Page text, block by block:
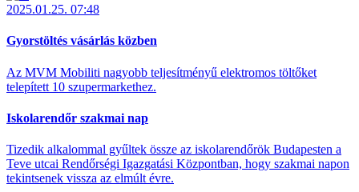
2025.01.25. 07:48
Gyorstöltés vásárlás közben
Az MVM Mobiliti nagyobb teljesítményű elektromos töltőket
telepített 10 szupermarkethez.
Iskolarendőr szakmai nap
Tizedik alkalommal gyűltek össze az iskolarendőrök Budapesten a
Teve utcai Rendőrségi Igazgatási Központban, hogy szakmai napon
tekintsenek vissza az elmúlt évre.